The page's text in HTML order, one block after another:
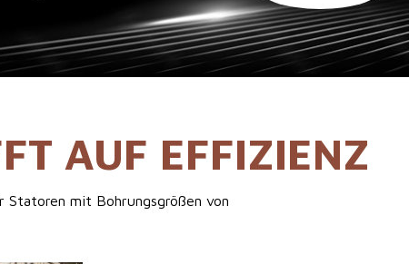
AUF EFFIZIENZ
mit Bohrungsgrößen von